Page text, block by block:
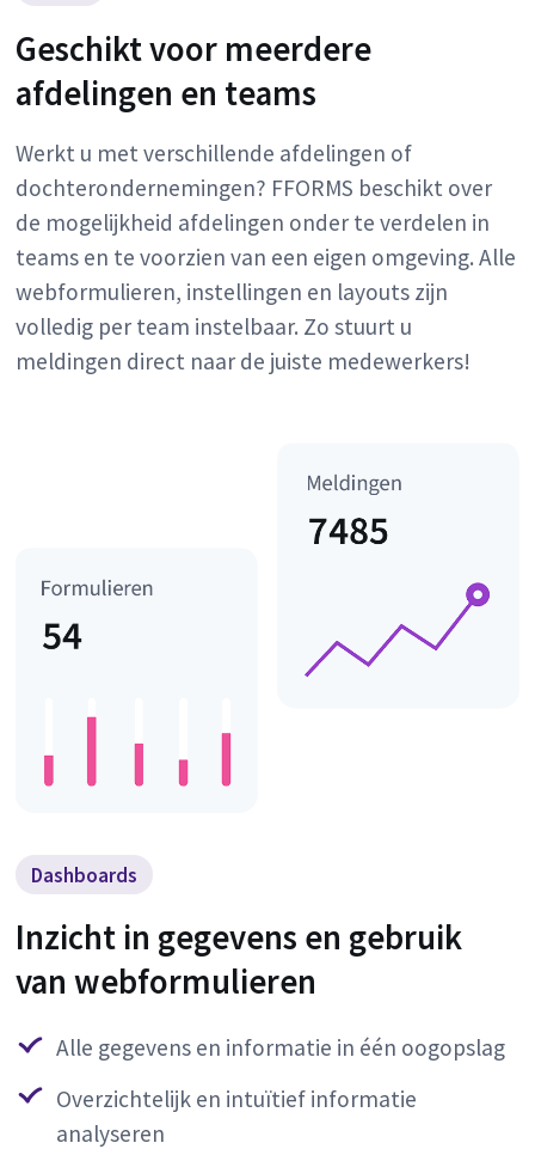
Geschikt voor meerdere
afdelingen en teams
Werkt u met verschillende afdelingen of
dochterondernemingen? FFORMS beschikt over
de mogelijkheid afdelingen onder te verdelen in
teams en te voorzien van een eigen omgeving. Alle
webformulieren, instellingen en layouts zijn
volledig per team instelbaar. Zo stuurt u
meldingen direct naar de juiste medewerkers!
Dashboards
Inzicht in gegevens en gebruik
van webformulieren
Alle gegevens en informatie in één oogopslag
Overzichtelijk en intuïtief informatie
analyseren